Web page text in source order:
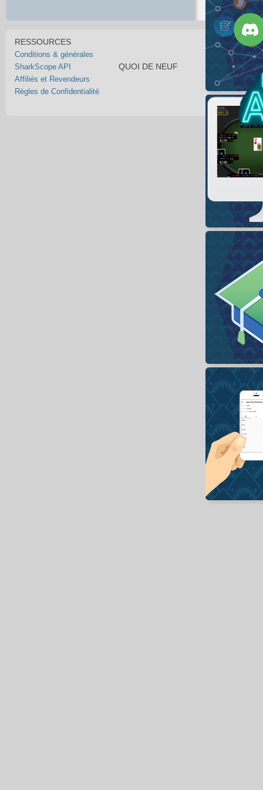
RESSOURCES
Conditions & générales
SharkScope API
Affiliés et Revendeurs
Règles de Confidentialité
QUOI DE NEUF